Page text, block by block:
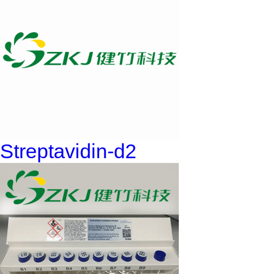
Streptavidin-d2